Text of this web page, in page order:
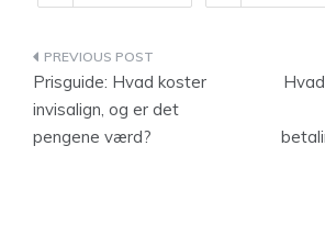
Indlægsnavigation
Prisguide: Hvad koster
invisalign, og er det
pengene værd?